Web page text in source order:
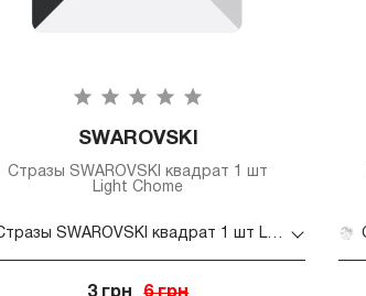
SWAROVSKI
Стразы SWAROVSKI квадрат 1 шт
Light Chome
Стразы SWAROVSKI квадрат 1 шт Light Chome
3 грн 6 грн